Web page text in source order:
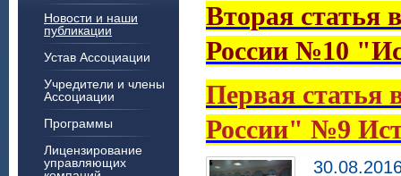
Новости и наши
публикации
Устав Ассоциации
Учредители и члены
Ассоциации
Программы
Лицензирование
управляющих
Вторая статья
России №10
Первая
России" №9